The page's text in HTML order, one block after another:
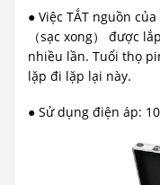
● Việc TẮT nguồn
（sạc xong） được
nhiều lần. Tuổi thọ
lặp đi lặp lại này.
● Sử dụng điện áp: